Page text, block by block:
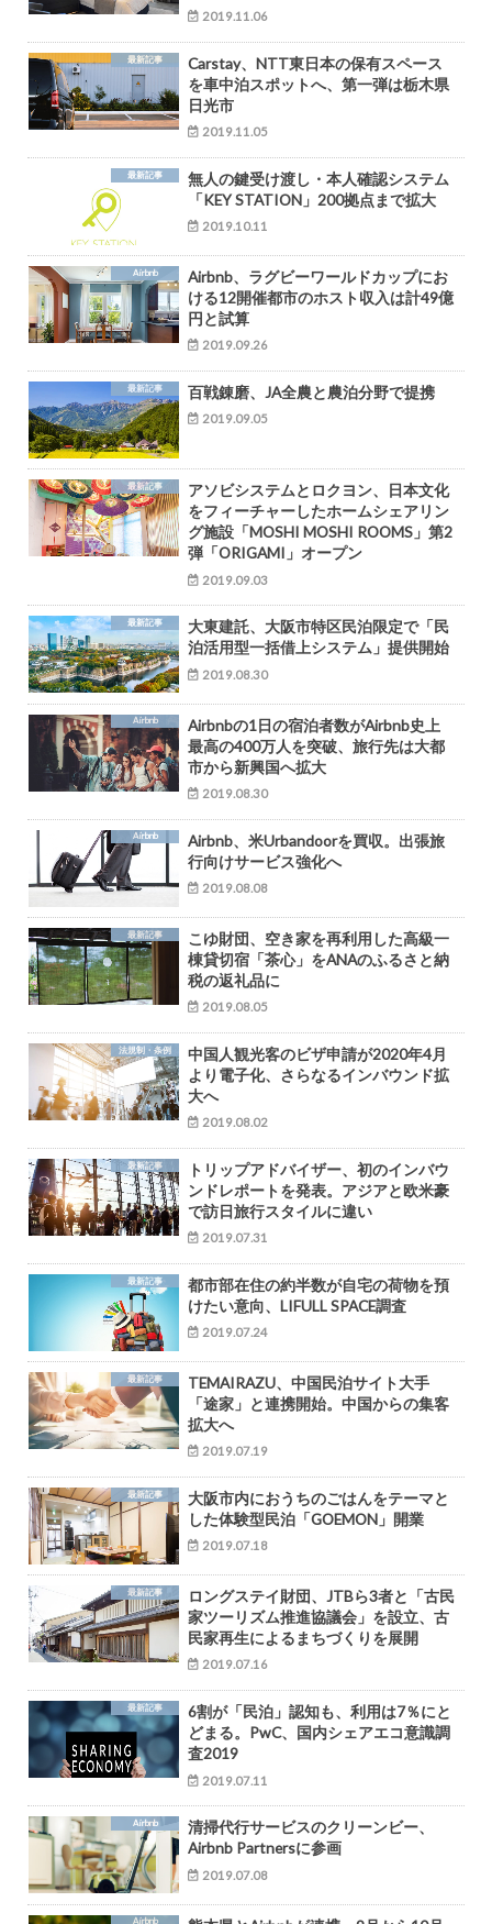
2019.11.06
最新記事
Carstay、NTT東日本の保有スペース
を車中泊スポットへ、第一弾は栃木県
日光市
2019.11.05
最新記事
無人の鍵受け渡し・本人確認システム
「KEY STATION」200拠点まで拡大
2019.10.11
Airbnb
Airbnb、ラグビーワールドカップにお
ける12開催都市のホスト収入は計49億
円と試算
2019.09.26
最新記事 百戦錬磨、JA全農と農泊分野で提携
2019.09.05
最新記事
アソビシステムとロクヨン、日本文化
をフィーチャーしたホームシェアリン
グ施設「MOSHI MOSHI ROOMS」第2
弾「ORIGAMI」オープン
2019.09.03
最新記事
大東建託、大阪市特区民泊限定で「民
泊活用型一括借上システム」提供開始
2019.08.30
Airbnb
Airbnbの1日の宿泊者数がAirbnb史上
最高の400万人を突破、旅行先は大都
市から新興国へ拡大
2019.08.30
Airbnb
Airbnb、米Urbandoorを買収。出張旅
行向けサービス強化へ
2019.08.08
最新記事
こゆ財団、空き家を再利用した高級一
棟貸切宿「茶心」をANAのふるさと納
税の返礼品に
2019.08.05
法規制・条例
中国人観光客のビザ申請が2020年4月
より電子化、さらなるインバウンド拡
大へ
2019.08.02
最新記事
トリップアドバイザー、初のインバウ
ンドレポートを発表。アジアと欧米豪
で訪日旅行スタイルに違い
2019.07.31
最新記事
都市部在住の約半数が自宅の荷物を預
けたい意向、LIFULL SPACE調査
2019.07.24
最新記事
TEMAIRAZU、中国民泊サイト大手
「途家」と連携開始。中国からの集客
拡大へ
2019.07.19
最新記事
大阪市内におうちのごはんをテーマと
した体験型民泊「GOEMON」開業
2019.07.18
最新記事
ロングステイ財団、JTBら3者と「古民
家ツーリズム推進協議会」を設立、古
民家再生によるまちづくりを展開
2019.07.16
最新記事
6割が「民泊」認知も、利用は7％にと
どまる。PwC、国内シェアエコ意識調
査2019
2019.07.11
Airbnb
清掃代行サービスのクリーンビー、
Airbnb Partnersに参画
2019.07.08
Airbnb